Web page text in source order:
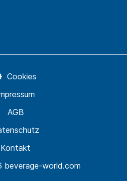
world.com
Kontakt
AGB
Cookies